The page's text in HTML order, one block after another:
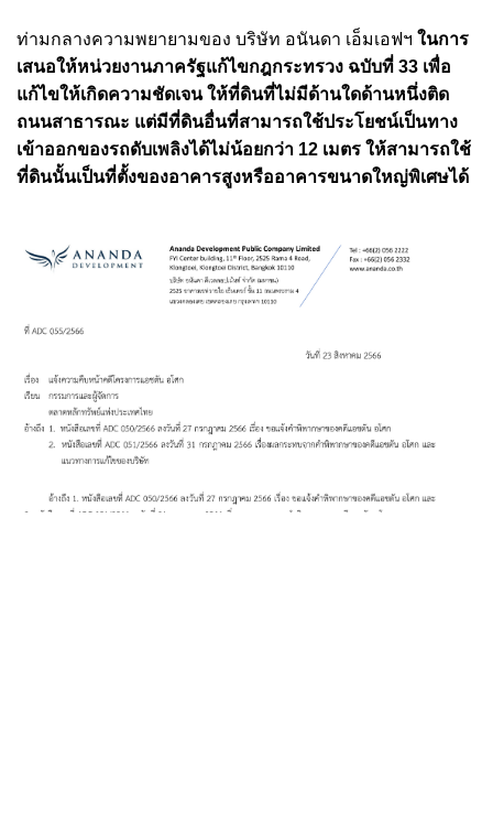
ท่ามกลางความพยายามของ บริษัท อนันดา เอ็มเอฟฯ ในการ
เสนอให้หน่วยงานภาครัฐแก้ไขกฎกระทรวง ฉบับที่ 33 เพื่อ
แก้ไขให้เกิดความชัดเจน ให้ที่ดินที่ไม่มีด้านใดด้านหนึ่งติด
ถนนสาธารณะ แต่มีที่ดินอื่นที่สามารถใช้ประโยชน์เป็นทาง
เข้าออกของรถดับเพลิงได้ไม่น้อยกว่า 12 เมตร ให้สามารถใช้
ที่ดินนั้นเป็นที่ตั้งของอาคารสูงหรืออาคารขนาดใหญ่พิเศษได้